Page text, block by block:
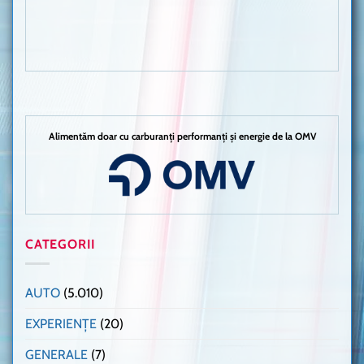
Alimentăm doar cu carburanți performanți și energie de la OMV
CATEGORII
AUTO (5.010)
EXPERIENȚE (20)
GENERALE (7)